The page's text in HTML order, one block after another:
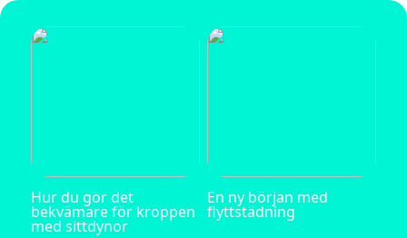
Hur du gör det
bekvämare för kroppen
med sittdynor
En ny början med
flyttstädning